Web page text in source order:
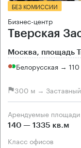
БЕЗ КОМИССИИ
Бизнес-центр
Тверская
Москва, площадь
Белорусская →
300 м → Заставный
Арендуемые площади
140 — 1335 кв.м
Класс офисов